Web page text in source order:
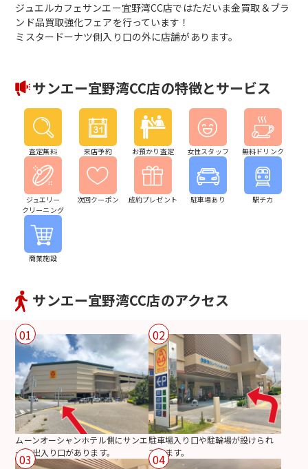
ジュエルカフェサンエー宜野湾CC店ではただいま金買取＆ブラ
ンド品買取強化フェアを行っています！
ミスタードーナツ側入り口の外に店舗があります。
サンエー宜野湾CC店の特徴とサービス
査定無料 来店予約 お預かり査定 女性スタッフ 無料ドリンク
ジュエリー
クリーニング
次回クーポン 成約プレゼント 駐車場あり 駅チカ
商業施設
サンエー宜野湾CC店のアクセス
01
ムーンオーシャンホテル側にサンエ
ーの出入り口があります。
02
駐車場入り口や駐輪場が設けられ
ています。
03 04